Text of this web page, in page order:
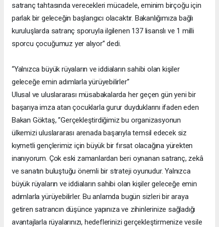
satranç tahtasında verecekleri mücadele, eminim birçoğu için
parlak bir geleceğin başlangıcı olacaktır. Bakanlığımıza bağlı
kuruluşlarda satranç sporuyla ilgilenen 137 lisanslı ve 1 milli
sporcu çocuğumuz yer alıyor” dedi.
“Yalnızca büyük rüyaların ve iddiaların sahibi olan kişiler
geleceğe emin adımlarla yürüyebilirler”
Ulusal ve uluslararası müsabakalarda her geçen gün yeni bir
başarıya imza atan çocuklarla gurur duyduklarını ifaden eden
Bakan Göktaş, ”Gerçekleştirdiğimiz bu organizasyonun
ülkemizi uluslararası arenada başarıyla temsil edecek siz
kıymetli gençlerimiz için büyük bir fırsat olacağına yürekten
inanıyorum. Çok eski zamanlardan beri oynanan satranç, zekâ
ve sanatın buluştuğu önemli bir strateji oyunudur. Yalnızca
büyük rüyaların ve iddiaların sahibi olan kişiler geleceğe emin
adımlarla yürüyebilirler. Bu anlamda bugün sizleri bir araya
getiren satrancın düşünce yapınıza ve zihinlerinize sağladığı
avantajlarla rüyalarınızı, hedeflerinizi gerçekleştirmenize vesile